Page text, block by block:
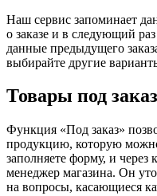
Наш сервис запоминает
о заказе и в следующий
данные предыдущего
выбирайте другие
Товары под заказ
Функция «Под заказ»
продукцию, которую
заполняете форму, и через
менеджер магазина. Он
на вопросы, касающиеся